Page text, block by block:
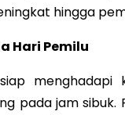
hingga
Hari Pemilu
menghadapi
pada jam sibuk.